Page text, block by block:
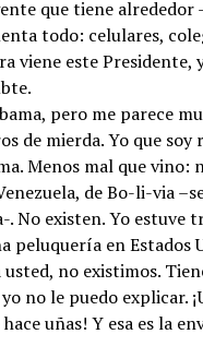
que tiene alrededor
todo: celulares,
viene este Presidente,
pero me parece
de mierda. Yo que
Menos mal que vino:
de Bo-li-via
. No existen. Yo estuve
peluquería en Estados
usted, no existimos.
no le puedo explicar.
uñas! Y esa es la